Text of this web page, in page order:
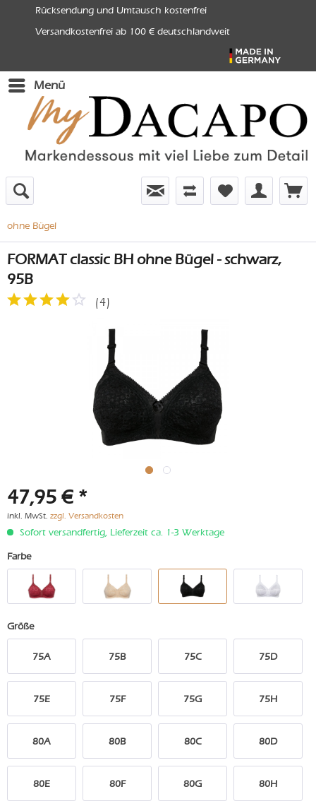
Rücksendung und Umtausch kostenfrei
Versandkostenfrei ab 100 € deutschlandweit
Menü
ohne Bügel
FORMAT classic BH ohne Bügel - schwarz,
95B
(4)
47,95 € *
inkl. MwSt. zzgl. Versandkosten
Sofort versandfertig, Lieferzeit ca. 1-3 Werktage
Farbe
Größe
75A 75B 75C 75D
75E 75F 75G 75H
80A 80B 80C 80D
80E 80F 80G 80H